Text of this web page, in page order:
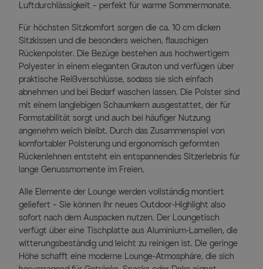
Luftdurchlässigkeit – perfekt für warme Sommermonate.
Für höchsten Sitzkomfort sorgen die ca. 10 cm dicken
Sitzkissen und die besonders weichen, flauschigen
Rückenpolster. Die Bezüge bestehen aus hochwertigem
Polyester in einem eleganten Grauton und verfügen über
praktische Reißverschlüsse, sodass sie sich einfach
abnehmen und bei Bedarf waschen lassen. Die Polster sind
mit einem langlebigen Schaumkern ausgestattet, der für
Formstabilität sorgt und auch bei häufiger Nutzung
angenehm weich bleibt. Durch das Zusammenspiel von
komfortabler Polsterung und ergonomisch geformten
Rückenlehnen entsteht ein entspannendes Sitzerlebnis für
lange Genussmomente im Freien.
Alle Elemente der Lounge werden vollständig montiert
geliefert – Sie können Ihr neues Outdoor-Highlight also
sofort nach dem Auspacken nutzen. Der Loungetisch
verfügt über eine Tischplatte aus Aluminium-Lamellen, die
witterungsbeständig und leicht zu reinigen ist. Die geringe
Höhe schafft eine moderne Lounge-Atmosphäre, die sich